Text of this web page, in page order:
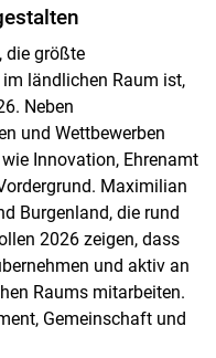
die größte
ländlichen Raum ist,
Neben
und Wettbewerben
Innovation, Ehrenamt
Maximilian
Burgenland, die rund
2026 zeigen, dass
und aktiv an
Raums mitarbeiten.
Gemeinschaft und